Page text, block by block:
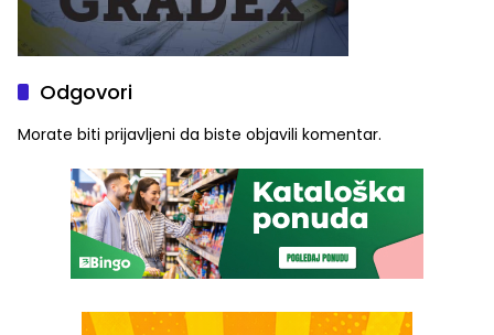
Odgovori
Morate biti prijavljeni da biste objavili komentar.